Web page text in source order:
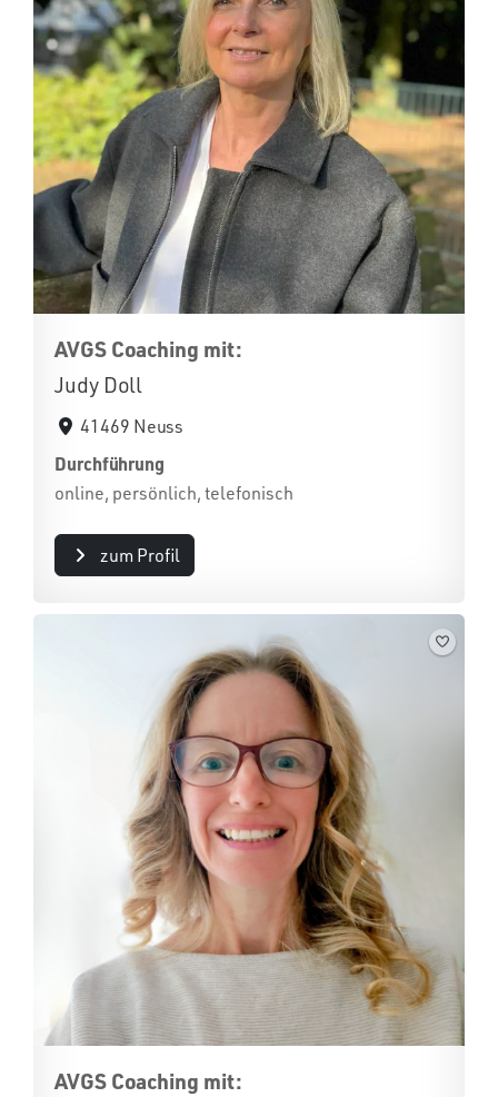
AVGS Coaching mit:
Judy Doll
41469 Neuss
Durchführung
online, persönlich, telefonisch
zum Profil
AVGS Coaching mit: